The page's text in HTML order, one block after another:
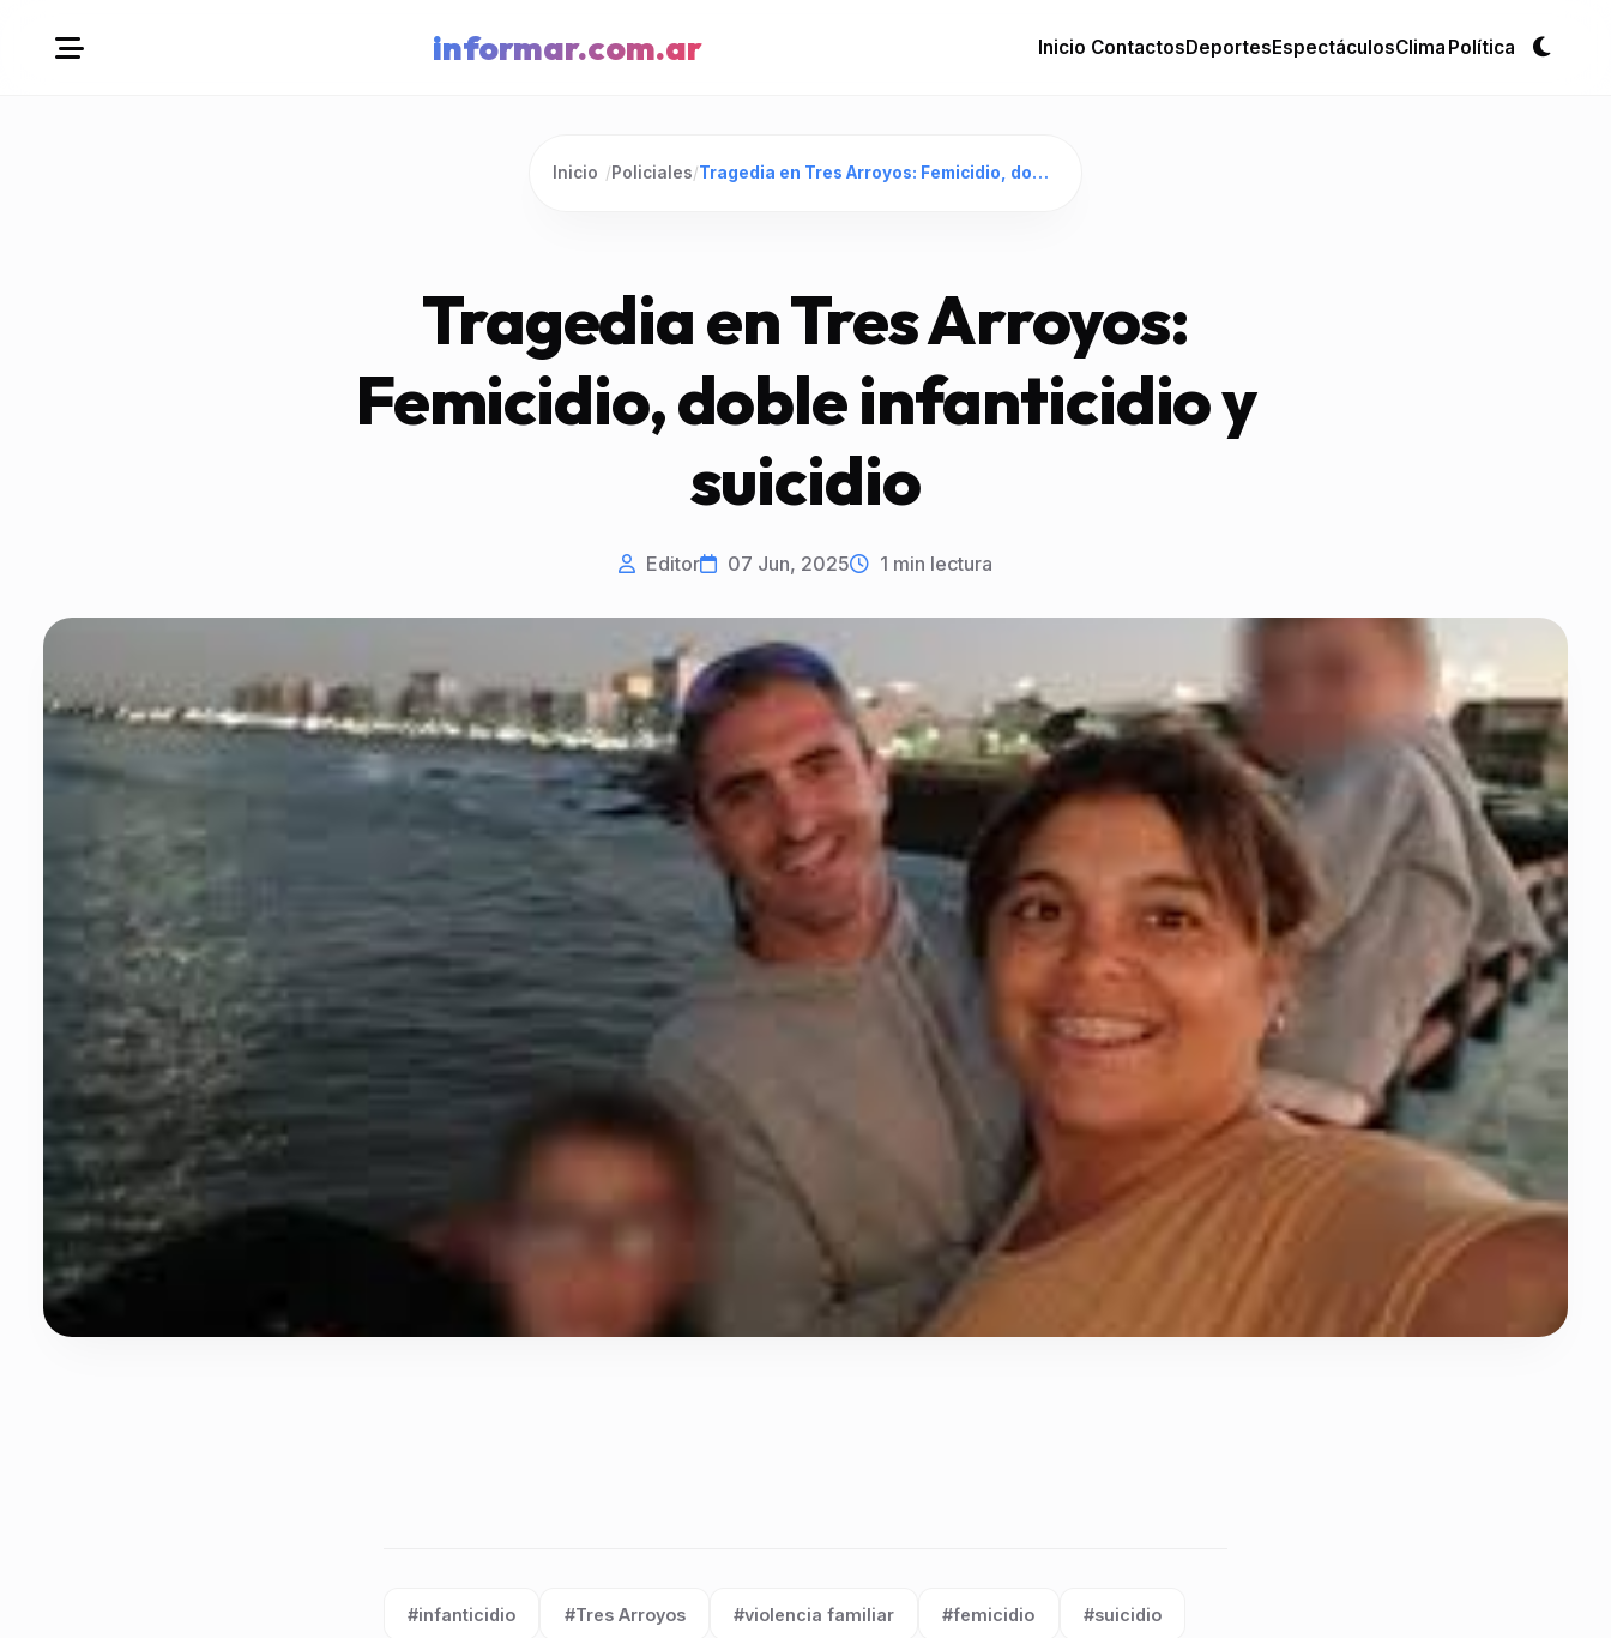
informar.com.ar Inicio ContactosDeportesEspectáculosClima Política
Inicio /Policiales/ Tragedia en Tres Arroyos: Femicidio, doble infanticidio y suicidio
Tragedia en Tres Arroyos:
Femicidio, doble infanticidio y
suicidio
Editor 07 Jun, 2025 1 min lectura
Etiqueta:
#infanticidio
Etiqueta:
#Tres Arroyos
Etiqueta:
#violencia familiar
Etiqueta:
#femicidio
Etiqueta:
#suicidio